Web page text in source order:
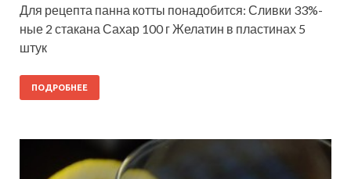
Для рецепта панна котты понадобится: Сливки 33%-
ные 2 стакана Сахар 100 г Желатин в пластинах 5
штук
ПОДРОБНЕЕ